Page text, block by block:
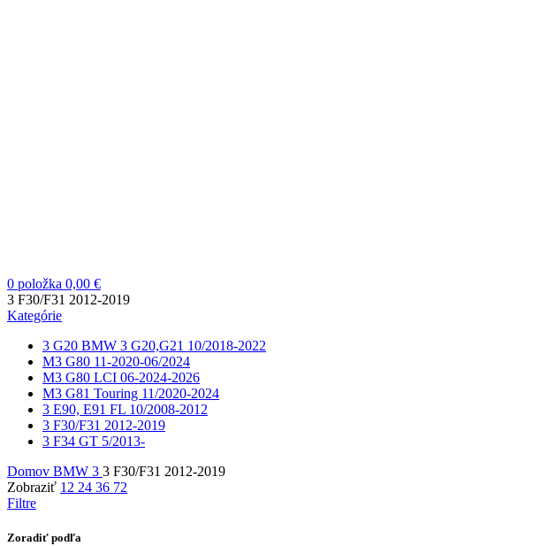
0 položka 0,00 €
3 F30/F31 2012-2019
Kategórie
3 G20 BMW 3 G20,G21 10/2018-2022
M3 G80 11-2020-06/2024
M3 G80 LCI 06-2024-2026
M3 G81 Touring 11/2020-2024
3 E90, E91 FL 10/2008-2012
3 F30/F31 2012-2019
3 F34 GT 5/2013-
Domov BMW 3 3 F30/F31 2012-2019
Zobraziť 12 24 36 72
Filtre
Zoradiť podľa